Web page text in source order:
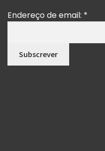
Endereço de email: *